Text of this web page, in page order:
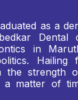
as a
Dental
in
the strength
a matter of